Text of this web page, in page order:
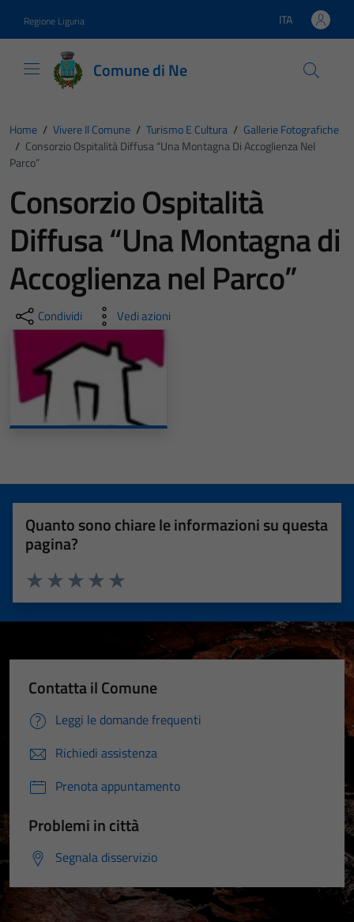
Regione Liguria Lingua attiva:
ITA
Comune di Ne
Home / Vivere Il Comune / Turismo E Cultura / Gallerie Fotografiche
/ Consorzio Ospitalità Diffusa “Una Montagna Di Accoglienza Nel
Parco”
Consorzio Ospitalità
Diffusa “Una Montagna di
Accoglienza nel Parco”
Condividi Vedi azioni
Quanto sono chiare le informazioni su questa
pagina?
Valuta 5 stelle su 5
Valuta 4 stelle su 5
Valuta 3 stelle su 5
Valuta 2 stelle su 5
Valuta 1 stelle su 5
Contatta il Comune
Leggi le domande frequenti
Richiedi assistenza
Prenota appuntamento
Problemi in città
Segnala disservizio